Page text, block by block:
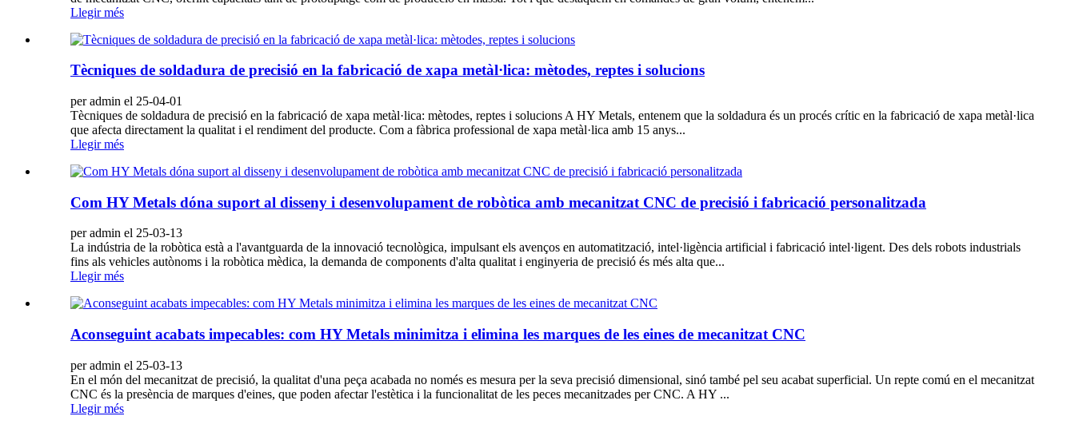
Llegir més
Tècniques de soldadura de precisió en la fabricació de xapa metàl·lica: mètodes, reptes i solucions
per admin el 25-04-01
Tècniques de soldadura de precisió en la fabricació de xapa metàl·lica: mètodes, reptes i solucions A HY Metals, entenem que la soldadura és un procés crític en la fabricació de xapa metàl·lica
que afecta directament la qualitat i el rendiment del producte. Com a fàbrica professional de xapa metàl·lica amb 15 anys...
Llegir més
Com HY Metals dóna suport al disseny i desenvolupament de robòtica amb mecanitzat CNC de precisió i fabricació personalitzada
per admin el 25-03-13
La indústria de la robòtica està a l'avantguarda de la innovació tecnològica, impulsant els avenços en automatització, intel·ligència artificial i fabricació intel·ligent. Des dels robots industrials
fins als vehicles autònoms i la robòtica mèdica, la demanda de components d'alta qualitat i enginyeria de precisió és més alta que...
Llegir més
Aconseguint acabats impecables: com HY Metals minimitza i elimina les marques de les eines de mecanitzat CNC
per admin el 25-03-13
En el món del mecanitzat de precisió, la qualitat d'una peça acabada no només es mesura per la seva precisió dimensional, sinó també pel seu acabat superficial. Un repte comú en el mecanitzat
CNC és la presència de marques d'eines, que poden afectar l'estètica i la funcionalitat de les peces mecanitzades per CNC. A HY ...
Llegir més